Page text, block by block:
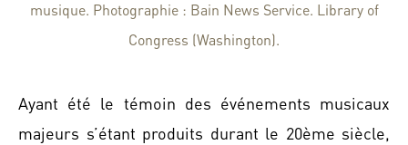
musique. Photographie : Bain News Service. Library of
Congress (Washington).
Ayant été le témoin des événements musicaux
majeurs s’étant produits durant le 20ème siècle,